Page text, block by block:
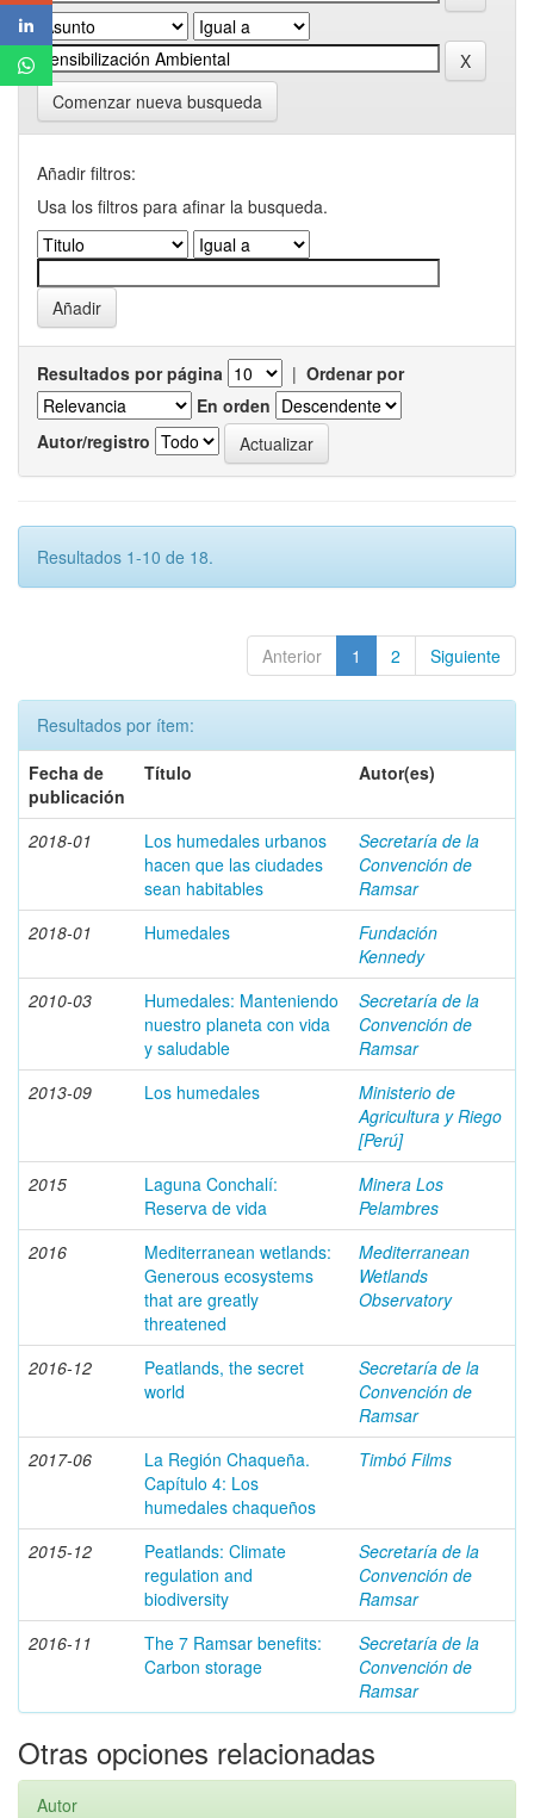
Comenzar nueva busqueda
Añadir filtros:
Usa los filtros para afinar la busqueda.
Resultados por página | Ordenar por
En orden
Autor/registro
Resultados 1-10 de 18.
Anterior 1 2 Siguiente
Resultados por ítem:
Fecha de
publicación
Título Autor(es)
2018-01
Los humedales urbanos
hacen que las ciudades
sean habitables
Secretaría de la
Convención de
Ramsar
2018-01
Humedales
Fundación
Kennedy
2010-03
Humedales: Manteniendo
nuestro planeta con vida
y saludable
Secretaría de la
Convención de
Ramsar
2013-09
Los humedales
Ministerio de
Agricultura y Riego
[Perú]
2015
Laguna Conchalí:
Reserva de vida
Minera Los
Pelambres
2016
Mediterranean wetlands:
Generous ecosystems
that are greatly
threatened
Mediterranean
Wetlands
Observatory
2016-12
Peatlands, the secret
world
Secretaría de la
Convención de
Ramsar
2017-06
La Región Chaqueña.
Capítulo 4: Los
humedales chaqueños
Timbó Films
2015-12
Peatlands: Climate
regulation and
biodiversity
Secretaría de la
Convención de
Ramsar
2016-11
The 7 Ramsar benefits:
Carbon storage
Secretaría de la
Convención de
Ramsar
Otras opciones relacionadas
Autor